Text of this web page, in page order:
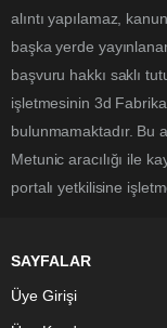
alıntı yapılamaz,
başka yerde
başvuru hakkı saklı
işletmesinin 3d
bulunmamaktadır. Bu
Metunic aracılığı ile
portalı yetkilisine
SAYFALAR
Üye Girişi